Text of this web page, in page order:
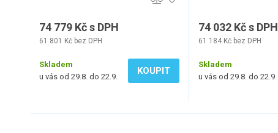
74 779 Kč s DPH
61 801 Kč bez DPH
Skladem
u vás od 29.8. do 22.9.
KOUPIT
74 032 Kč s DPH
61 184 Kč bez DPH
Skladem
u vás od 29.8. do 22.9.